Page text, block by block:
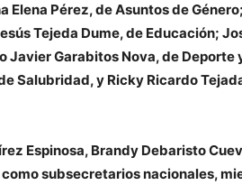
Pérez, de Asuntos de
Tejeda Dume, de Educación;
Garabitos Nova, de Deporte
Salubridad, y Ricky Ricardo
Espinosa, Brandy Debaristo
subsecretarios nacionales,